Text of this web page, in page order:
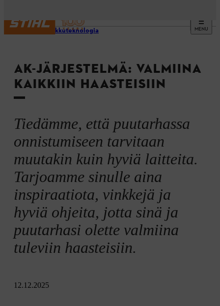
MENU
STIHL akkuteknologia
AK-JÄRJESTELMÄ: VALMIINA
KAIKKIIN HAASTEISIIN
Tiedämme, että puutarhassa
onnistumiseen tarvitaan
muutakin kuin hyviä laitteita.
Tarjoamme sinulle aina
inspiraatiota, vinkkejä ja
hyviä ohjeita, jotta sinä ja
puutarhasi olette valmiina
tuleviin haasteisiin.
12.12.2025